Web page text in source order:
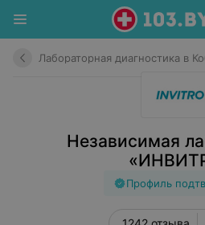
Лабораторная диагностика в
Независимая
Профиль